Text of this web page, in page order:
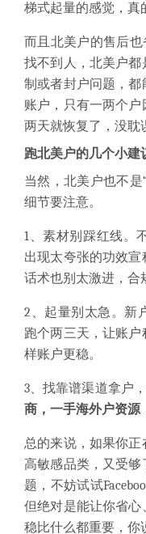
梯式起量的感觉，真
而且北美户的售后也
找不到人，北美户
制或者封户问题，
账户，只有一两个
两天就恢复了，没耽
跑北美户的几个小建
当然，北美户也不
细节要注意。
1、素材别踩红线。
出现太夸张的功效
话术也别太激进，合
2、起量别太急。新
跑个两三天，让账
样账户更稳。
3、找靠谱渠道拿户，
商，一手海外户资源
总的来说，如果你
高敏感品类，又受够
题，不妨试试
但绝对是能让你省心
稳比什么都重要，你